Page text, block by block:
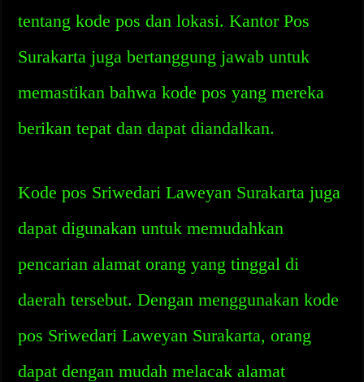
tentang kode pos dan lokasi. Kantor Pos
Surakarta juga bertanggung jawab untuk
memastikan bahwa kode pos yang mereka
berikan tepat dan dapat diandalkan.
Kode pos Sriwedari Laweyan Surakarta juga
dapat digunakan untuk memudahkan
pencarian alamat orang yang tinggal di
daerah tersebut. Dengan menggunakan kode
pos Sriwedari Laweyan Surakarta, orang
dapat dengan mudah melacak alamat